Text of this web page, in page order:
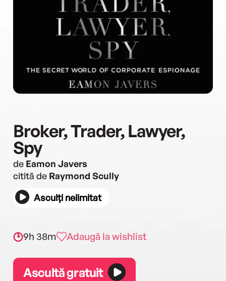
Broker, Trader, Lawyer,
Spy
de Eamon Javers
citită de Raymond Scully
Asculți nelimitat
9h 38m Adaugă la wishlist
Ascultă gratuit